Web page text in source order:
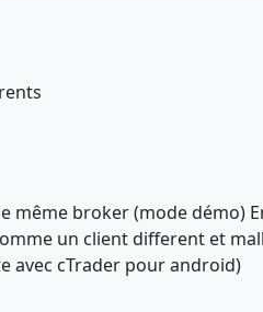
même broker (mode
un client different et
avec cTrader pour android)